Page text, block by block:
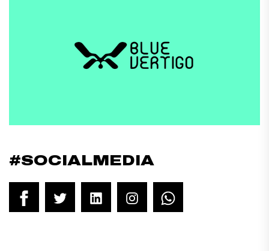
#SOCIALMEDIA
FacebookTwitter LinkedInInstagram